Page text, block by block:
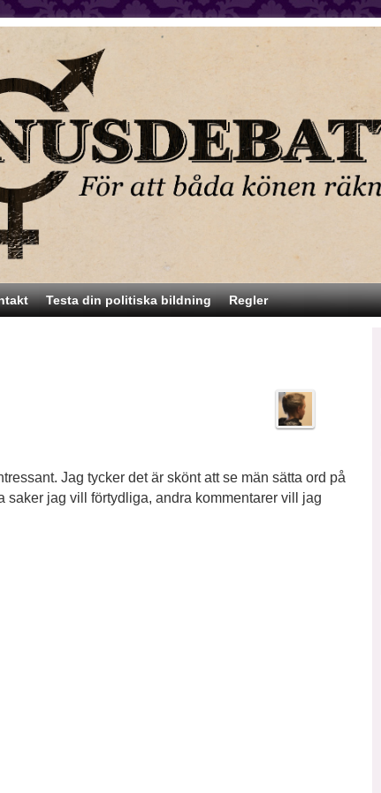
Testa din politiska bildning Regler
Jag tycker det är skönt att se män sätta ord på
saker jag vill förtydliga, andra kommentarer vill jag